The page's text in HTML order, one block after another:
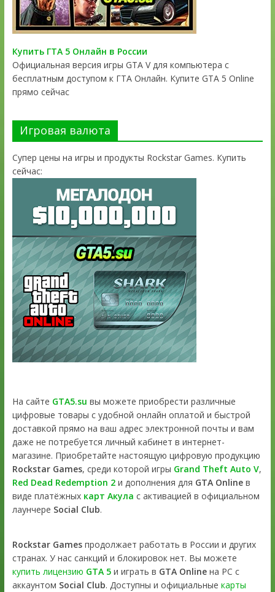
Купить ГТА 5 Онлайн в России
Официальная версия игры GTA V для компьютера с
бесплатным доступом к ГТА Онлайн. Купите GTA 5 Online
прямо сейчас
Игровая валюта
Супер цены на игры и продукты Rockstar Games. Купить
сейчас:
На сайте GTA5.su вы можете приобрести различные
цифровые товары с удобной онлайн оплатой и быстрой
доставкой прямо на ваш адрес электронной почты и вам
даже не потребуется личный кабинет в интернет-
магазине. Приобретайте настоящую цифровую продукцию
Rockstar Games, среди которой игры Grand Theft Auto V,
Red Dead Redemption 2и дополнения для GTA Onlineв
виде платёжных карт Акула с активацией в официальном
лаунчере Social Club.
Rockstar Gamesпродолжает работать в России и других
странах. У нас санкций и блокировок нет. Вы можете
купить лицензию GTA 5и играть в GTA Onlineна PC с
аккаунтом Social Club. Доступны и официальные карты